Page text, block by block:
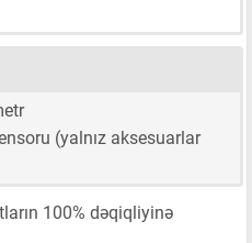
(yalnız aksesuarlar
100% dəqiqliyinə